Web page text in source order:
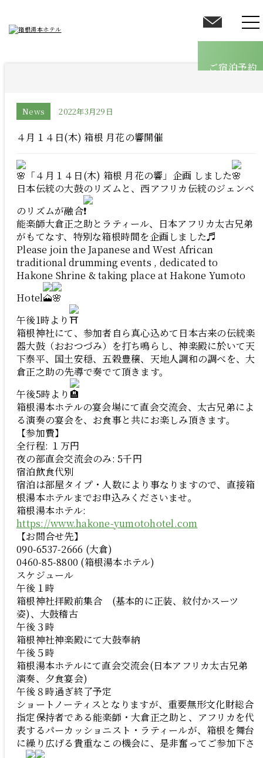
アクセス
ご宿泊予約
オールインクルーシブ
採用情報
ご宿泊予約
News 2022年3月29日
４月１４日(木) 箱根 月花の響開催
「４月１４日(木) 箱根 月花の響」企画 しました
日本伝統の大鼓のリズムと、西アフリカ伝統のジェンベ
のリズムが融合
能楽師大倉正之助とラティール、日本アフリカ太古兄弟
がもてなす、特別な箱根時間を企画しました♬
Please join the Japanese and West African
traditional drumming events , dedicated to
Hakone Shrine & taking place at Hakone Yumoto
Hotel
午後1時より
箱根神社にて、参加者自ら真心込めて日本古来の伝統楽
器大鼓（おおつづみ）を打ち鳴らし、神楽殿に於いて天
下泰平、国土安穏、五穀豊穣、天地人調和の調べを、大
倉正之助の先導で奏でて頂きます。
午後5時より
箱根湯本ホテルの宴会場にて直会交流会、太古兄弟によ
る演奏の宴会を、お食事と共にお楽しみ頂きます。
【参加費】
全行程: １万円
夜の部直会交流会のみ: 5千円
宿泊飲食代別
宿泊は部屋タイプ・人数により事なりますので、直接箱
根湯本ホテルまでお申込みくださいませ。
箱根湯本ホテル:
https://www.hakone-yumotohotel.com
【お問合せ先】
090-6537-2666 (大倉)
0460-85-8800 (箱根湯本ホテル)
スケジュール
午後１時
箱根神社拝殿前集合 (基本的に正装、紋付かスーツ
姿)、大鼓稽古
午後３時
箱根神社神楽殿にて大鼓奉納
午後５時
箱根湯本ホテルにて直会交流会(日本アフリカ太古兄弟
演奏、夕食宴会)
午後８時過ぎ終了予定
ショートノーティスとなりますが、重要無形文化財総合
指定保持者である能楽師・大倉正之助と、アフリカを代
表するパーカッショニスト・ラティールが、箱根を舞台
に繰り広げる貴重なこの機会に、是非奮ってご参加下さ